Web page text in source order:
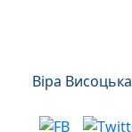
Віра Висоцька